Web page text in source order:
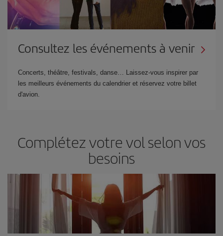
Consultez les événements à venir
Concerts, théâtre, festivals, danse… Laissez-vous inspirer par
les meilleurs événements du calendrier et réservez votre billet
d'avion.
Complétez votre vol selon vos
besoins